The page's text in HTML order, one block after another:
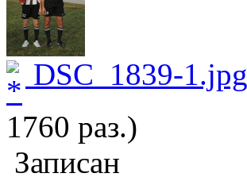
DSC_1839-1.jpg
1760 раз.)
Записан